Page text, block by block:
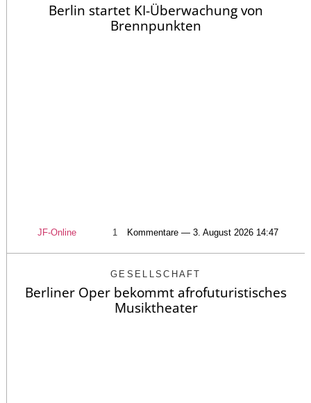
Berlin startet KI-Überwachung von
Brennpunkten
JF-Online 1 Kommentare — 3. August 2026 14:47
GESELLSCHAFT
Berliner Oper bekommt afrofuturistisches
Musiktheater